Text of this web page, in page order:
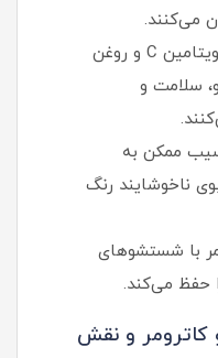
ترمیم سلول‌های آسیب‌دیده: ویتامین C و روغن
سلامت و
ممکن به
ناخوشایند رنگ
با شستشوهای
حفظ می‌کند.
کاترومر و نقش